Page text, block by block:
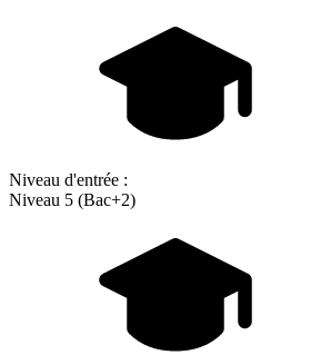
Niveau d'entrée :
Niveau 5 (Bac+2)